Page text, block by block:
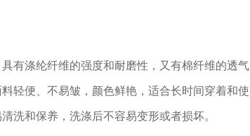
有涤纶纤维的强度和耐磨性，又有棉纤维的透气
轻便、不易皱，颜色鲜艳，适合长时间穿着和使
洗和保养，洗涤后不容易变形或者损坏。